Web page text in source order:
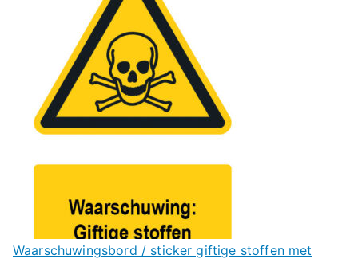
Waarschuwingsbord / sticker giftige stoffen met